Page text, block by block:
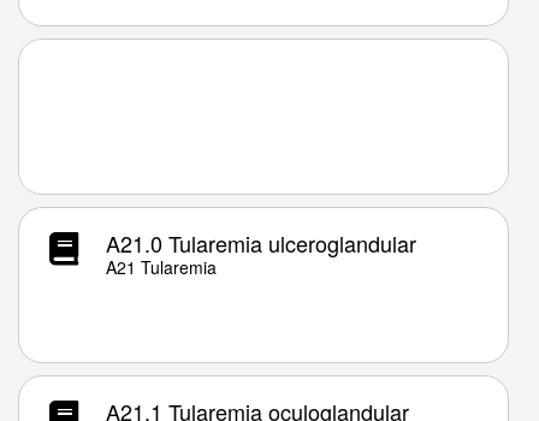
A21.0 Tularemia ulceroglandular
A21 Tularemia
A21.1 Tularemia oculoglandular